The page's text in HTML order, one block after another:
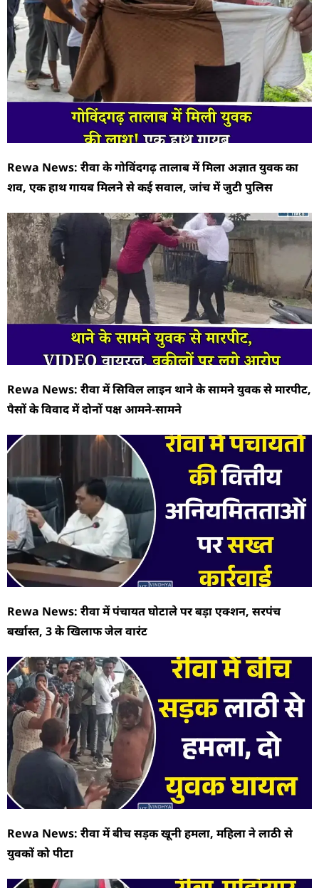
Rewa News: रीवा के गोविंदगढ़ तालाब में मिला अज्ञात युवक का
शव, एक हाथ गायब मिलने से कई सवाल, जांच में जुटी पुलिस
Rewa News: रीवा में सिविल लाइन थाने के सामने युवक से मारपीट,
पैसों के विवाद में दोनों पक्ष आमने-सामने
Rewa News: रीवा में पंचायत घोटाले पर बड़ा एक्शन, सरपंच
बर्खास्त, 3 के खिलाफ जेल वारंट
Rewa News: रीवा में बीच सड़क खूनी हमला, महिला ने लाठी से
युवकों को पीटा